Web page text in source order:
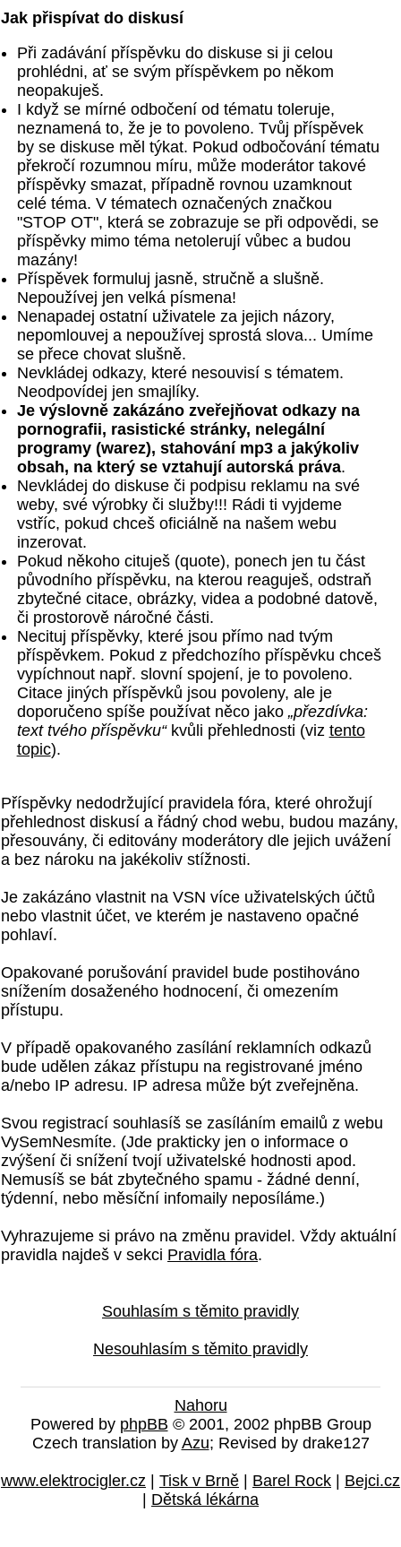
Jak přispívat do diskusí
Při zadávání příspěvku do diskuse si ji celou
prohlédni, ať se svým příspěvkem po někom
neopakuješ.
I když se mírné odbočení od tématu toleruje,
neznamená to, že je to povoleno. Tvůj příspěvek
by se diskuse měl týkat. Pokud odbočování tématu
překročí rozumnou míru, může moderátor takové
příspěvky smazat, případně rovnou uzamknout
celé téma. V tématech označených značkou
"STOP OT", která se zobrazuje se při odpovědi, se
příspěvky mimo téma netolerují vůbec a budou
mazány!
Příspěvek formuluj jasně, stručně a slušně.
Nepoužívej jen velká písmena!
Nenapadej ostatní uživatele za jejich názory,
nepomlouvej a nepoužívej sprostá slova... Umíme
se přece chovat slušně.
Nevkládej odkazy, které nesouvisí s tématem.
Neodpovídej jen smajlíky.
Je výslovně zakázáno zveřejňovat odkazy na
pornografii, rasistické stránky, nelegální
programy (warez), stahování mp3 a jakýkoliv
obsah, na který se vztahují autorská práva.
Nevkládej do diskuse či podpisu reklamu na své
weby, své výrobky či služby!!! Rádi ti vyjdeme
vstříc, pokud chceš oficiálně na našem webu
inzerovat.
Pokud někoho cituješ (quote), ponech jen tu část
původního příspěvku, na kterou reaguješ, odstraň
zbytečné citace, obrázky, videa a podobné datově,
či prostorově náročné části.
Necituj příspěvky, které jsou přímo nad tvým
příspěvkem. Pokud z předchozího příspěvku chceš
vypíchnout např. slovní spojení, je to povoleno.
Citace jiných příspěvků jsou povoleny, ale je
doporučeno spíše používat něco jako „přezdívka:
text tvého příspěvku“kvůli přehlednosti (viz tento
topic).
Příspěvky nedodržující pravidela fóra, které ohrožují
přehlednost diskusí a řádný chod webu, budou mazány,
přesouvány, či editovány moderátory dle jejich uvážení
a bez nároku na jakékoliv stížnosti.
Je zakázáno vlastnit na VSN více uživatelských účtů
nebo vlastnit účet, ve kterém je nastaveno opačné
pohlaví.
Opakované porušování pravidel bude postihováno
snížením dosaženého hodnocení, či omezením
přístupu.
V případě opakovaného zasílání reklamních odkazů
bude udělen zákaz přístupu na registrované jméno
a/nebo IP adresu. IP adresa může být zveřejněna.
Svou registrací souhlasíš se zasíláním emailů z webu
VySemNesmíte. (Jde prakticky jen o informace o
zvýšení či snížení tvojí uživatelské hodnosti apod.
Nemusíš se bát zbytečného spamu - žádné denní,
týdenní, nebo měsíční infomaily neposíláme.)
Vyhrazujeme si právo na změnu pravidel. Vždy aktuální
pravidla najdeš v sekci Pravidla fóra.
Souhlasím s těmito pravidly
Nesouhlasím s těmito pravidly
Nahoru
Powered by phpBB © 2001, 2002 phpBB Group
Czech translation by Azu; Revised by drake127
www.elektrocigler.cz | Tisk v Brně | Barel Rock | Bejci.cz
| Dětská lékárna